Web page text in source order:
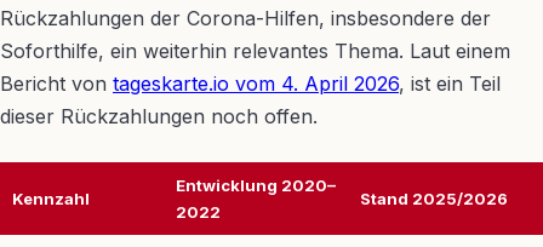
Rückzahlungen der Corona-Hilfen, insbesondere der
Soforthilfe, ein weiterhin relevantes Thema. Laut einem
Bericht von tageskarte.io vom 4. April 2026, ist ein Teil
dieser Rückzahlungen noch offen.
Kennzahl
Entwicklung 2020–
2022
Stand 2025/2026